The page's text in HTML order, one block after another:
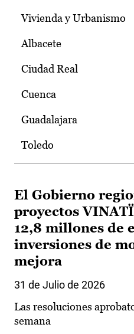
Vivienda y Urbanismo
Albacete
Ciudad Real
Cuenca
Guadalajara
Toledo
El Gobierno
proyectos
12,8 millones de
inversiones de
mejora
31 de Julio de 2026
Las resoluciones
semana